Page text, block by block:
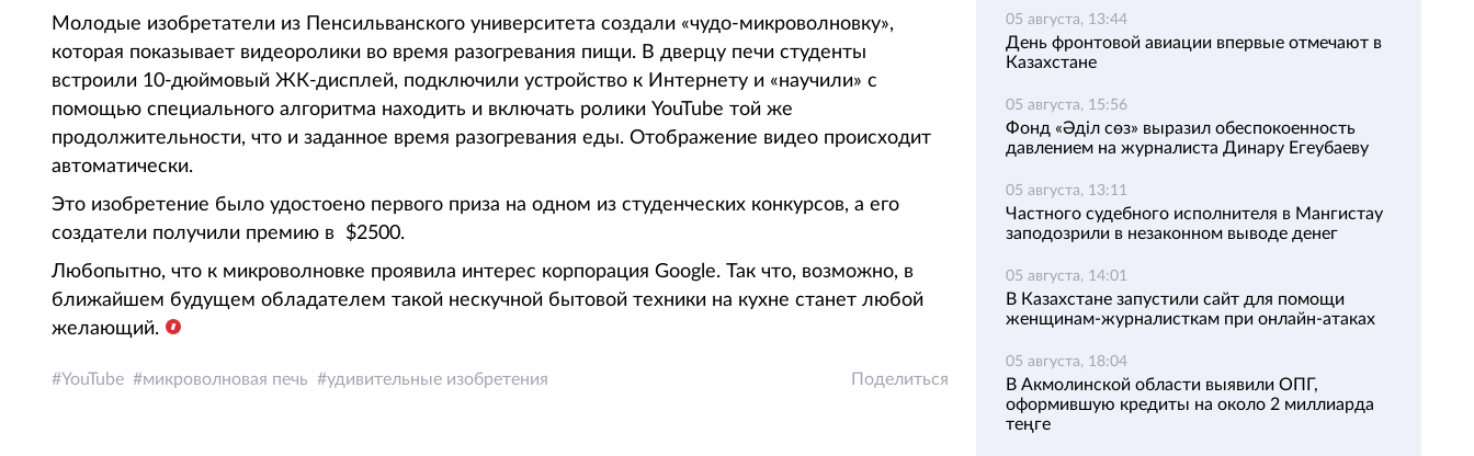
Молодые изобретатели из Пенсильванского университета создали «чудо-микроволновку»,
которая показывает видеоролики во время разогревания пищи. В дверцу печи студенты
встроили 10-дюймовый ЖК-дисплей, подключили устройство к Интернету и «научили» с
помощью специального алгоритма находить и включать ролики YouTube той же
продолжительности, что и заданное время разогревания еды. Отображение видео происходит
автоматически.
Это изобретение было удостоено первого приза на одном из студенческих конкурсов, а его
создатели получили премию в $2500.
Любопытно, что к микроволновке проявила интерес корпорация Google. Так что, возможно, в
ближайшем будущем обладателем такой нескучной бытовой техники на кухне станет любой
желающий.
YouTube микроволновая печь удивительные изобретения Поделиться
05 августа, 13:44
День фронтовой авиации впервые отмечают в
Казахстане
05 августа, 15:56
Фонд «Әділ сөз» выразил обеспокоенность
давлением на журналиста Динару Егеубаеву
05 августа, 13:11
Частного судебного исполнителя в Мангистау
заподозрили в незаконном выводе денег
05 августа, 14:01
В Казахстане запустили сайт для помощи
женщинам-журналисткам при онлайн-атаках
05 августа, 18:04
В Акмолинской области выявили ОПГ,
оформившую кредиты на около 2 миллиарда
теңге